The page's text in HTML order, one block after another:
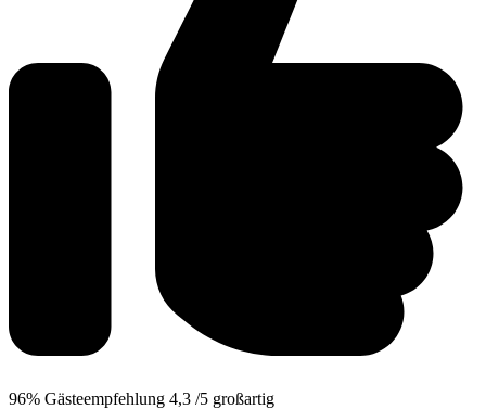
96% Gästeempfehlung 4,3 /5 großartig